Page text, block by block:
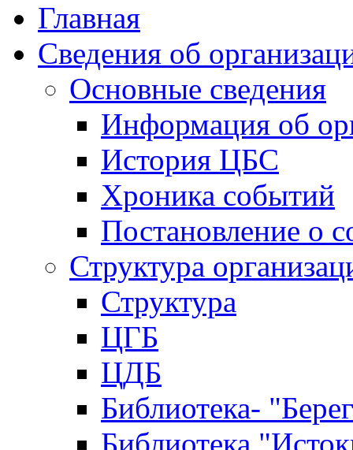
Главная
Сведения об
Основные сведения
Информация об
История ЦБС
Хроника событий
Постановление о
Структура
Структура
ЦГБ
ЦДБ
Библиотека-